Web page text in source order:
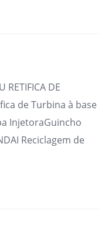
DE
de Turbina à base
InjetoraGuincho
Reciclagem de